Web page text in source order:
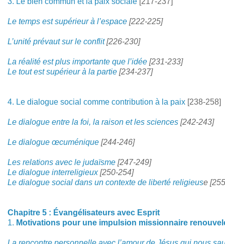
Le temps est supérieur à l’espace [222-225]
L’unité prévaut sur le conflit[226-230]
La réalité est plus importante que l’idée [231-233]
Le tout est supérieur à la partie [234-237]
4. Le dialogue social comme contribution à la paix [238-258]
Le dialogue entre la foi, la raison et les sciences [242-243]
Le dialogue œcuménique [244-246]
Les relations avec le judaïsme [247-249]
Le dialogue interreligieux[250-254]
Le dialogue social dans un contexte de liberté religieuse
Chapitre 5 : Évangélisateurs avec Esprit
1. Motivations pour une impulsion missionnaire